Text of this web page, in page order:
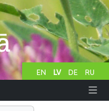
EN LV DE RU